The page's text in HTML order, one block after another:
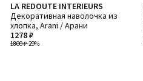
LA REDOUTE INTERIEURS
Декоративная наволочка из
хлопка, Arani / Арани
1800 ₽-29%
1278 ₽